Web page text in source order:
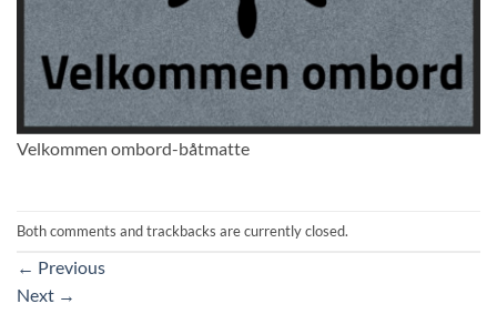
Velkommen ombord-båtmatte
Both comments and trackbacks are currently closed.
← Previous
Next →